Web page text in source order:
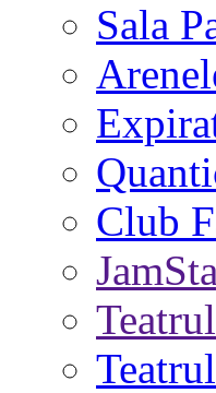
Sala
Club